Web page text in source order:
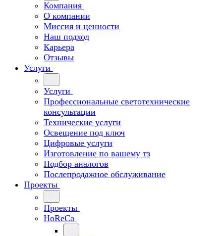
Компания
О компании
Миссия и ценности
Наш подход
Карьера
Отзывы
Услуги
Услуги
Профессиональные светотехнические
консультации
Технические услуги
Освещение под ключ
Цифровые услуги
Изготовление по вашему тз
Подбор аналогов
Послепродажное обслуживание
Проекты
Проекты
HoReCa